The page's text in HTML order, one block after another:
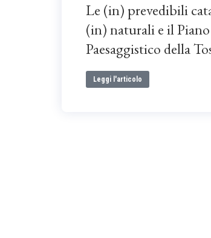
Le (in) prevedibili
(in) naturali e il Piano
Paesaggistico della
Leggi l'articolo